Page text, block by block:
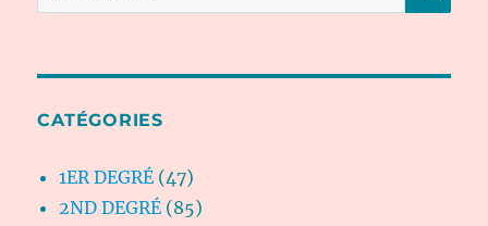
pour :
CATÉGORIES
1ER DEGRÉ (47)
2ND DEGRÉ (85)